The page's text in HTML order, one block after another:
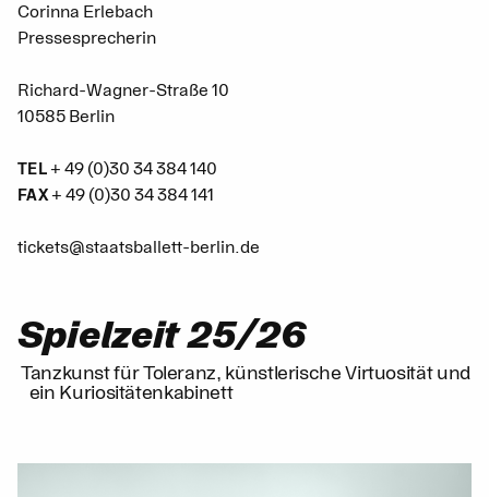
Corinna Erlebach
Pressesprecherin
Richard-Wagner-Straße 10
10585 Berlin
TEL+ 49 (0)30 34 384 140
FAX+ 49 (0)30 34 384 141
tickets@staatsballett-berlin.de
Spielzeit 25/26
Tanzkunst für Toleranz, künstlerische Virtuosität und
ein Kuriositätenkabinett